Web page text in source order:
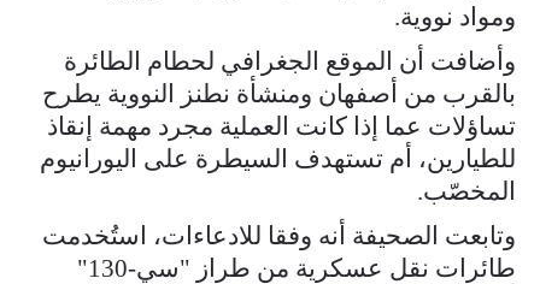
ومواد نووية.
وأضافت أن الموقع الجغرافي لحطام الطائرة
بالقرب من أصفهان ومنشأة نطنز النووية يطرح
تساؤلات عما إذا كانت العملية مجرد مهمة إنقاذ
للطيارين، أم تستهدف السيطرة على اليورانيوم
المخصّب.
وتابعت الصحيفة أنه وفقا للادعاءات، استُخدمت
طائرات نقل عسكرية من طراز "سي-130"